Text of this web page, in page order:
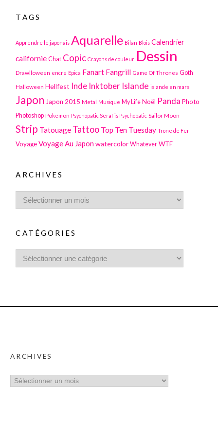
TAGS
Apprendre le japonais Aquarelle Bilan Blois Calendrier
californie Chat Copic Crayons de couleur Dessin
Drawlloween encre Epica Fanart Fangrill Game Of Thrones Goth
Halloween Hellfest Inde Inktober Islande islande en mars
Japon Japon 2015 Metal Musique My Life Noël Panda Photo
Photoshop Pokemon Psychopatic Seraf is Psychopatic Sailor Moon
Strip Tatouage Tattoo Top Ten Tuesday Trone de Fer
Voyage Voyage Au Japon watercolor Whatever WTF
ARCHIVES
CATÉGORIES
ARCHIVES